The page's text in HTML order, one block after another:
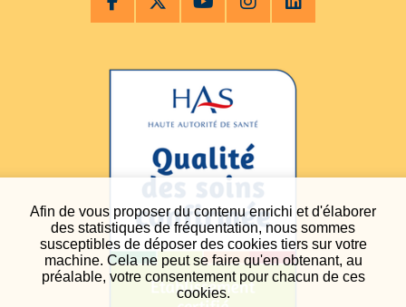
Afin de vous proposer du contenu enrichi et d'élaborer
des statistiques de fréquentation, nous sommes
susceptibles de déposer des cookies tiers sur votre
machine. Cela ne peut se faire qu'en obtenant, au
préalable, votre consentement pour chacun de ces
cookies.